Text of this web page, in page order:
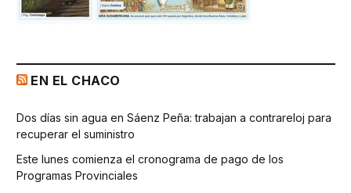
EN EL CHACO
Dos días sin agua en Sáenz Peña: trabajan a contrareloj para
recuperar el suministro
Este lunes comienza el cronograma de pago de los
Programas Provinciales